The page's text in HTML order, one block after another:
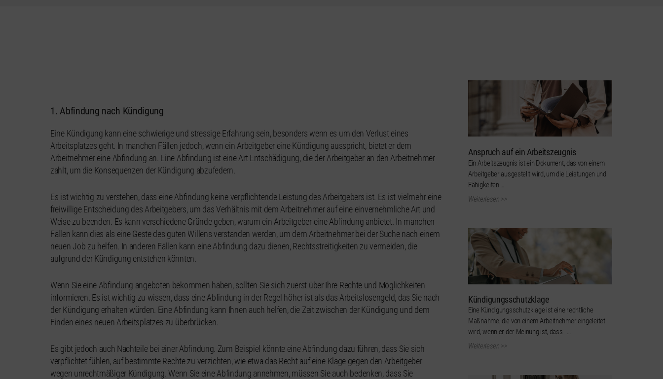
1. Abfindung nach Kündigung
Eine Kündigung kann eine schwierige und stressige Erfahrung sein, besonders wenn es um den Verlust eines
Arbeitsplatzes geht. In manchen Fällen jedoch, wenn ein Arbeitgeber eine Kündigung ausspricht, bietet er dem
Arbeitnehmer eine Abfindung an. Eine Abfindung ist eine Art Entschädigung, die der Arbeitgeber an den Arbeitnehmer
zahlt, um die Konsequenzen der Kündigung abzufedern.
Es ist wichtig zu verstehen, dass eine Abfindung keine verpflichtende Leistung des Arbeitgebers ist. Es ist vielmehr eine
freiwillige Entscheidung des Arbeitgebers, um das Verhältnis mit dem Arbeitnehmer auf eine einvernehmliche Art und
Weise zu beenden. Es kann verschiedene Gründe geben, warum ein Arbeitgeber eine Abfindung anbietet. In manchen
Fällen kann dies als eine Geste des guten Willens verstanden werden, um dem Arbeitnehmer bei der Suche nach einem
neuen Job zu helfen. In anderen Fällen kann eine Abfindung dazu dienen, Rechtsstreitigkeiten zu vermeiden, die
aufgrund der Kündigung entstehen könnten.
Wenn Sie eine Abfindung angeboten bekommen haben, sollten Sie sich zuerst über Ihre Rechte und Möglichkeiten
informieren. Es ist wichtig zu wissen, dass eine Abfindung in der Regel höher ist als das Arbeitslosengeld, das Sie nach
der Kündigung erhalten würden. Eine Abfindung kann Ihnen auch helfen, die Zeit zwischen der Kündigung und dem
Finden eines neuen Arbeitsplatzes zu überbrücken.
Es gibt jedoch auch Nachteile bei einer Abfindung. Zum Beispiel könnte eine Abfindung dazu führen, dass Sie sich
verpflichtet fühlen, auf bestimmte Rechte zu verzichten, wie etwa das Recht auf eine Klage gegen den Arbeitgeber
wegen unrechtmäßiger Kündigung. Wenn Sie eine Abfindung annehmen, müssen Sie auch bedenken, dass Sie
Anspruch auf ein Arbeitszeugnis
Ein Arbeitszeugnis ist ein Dokument, das von einem
Arbeitgeber ausgestellt wird, um die Leistungen und
Fähigkeiten …
Weiterlesen >>
Kündigungsschutzklage
Eine Kündigungsschutzklage ist eine rechtliche
Maßnahme, die von einem Arbeitnehmer eingeleitet
wird, wenn er der Meinung ist, dass …
Weiterlesen >>